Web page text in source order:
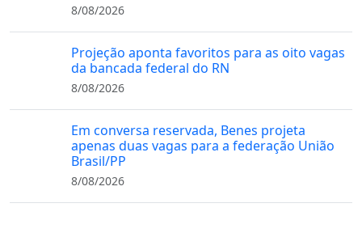
8/08/2026
Projeção aponta favoritos para as oito vagas
da bancada federal do RN
8/08/2026
Em conversa reservada, Benes projeta
apenas duas vagas para a federação União
Brasil/PP
8/08/2026